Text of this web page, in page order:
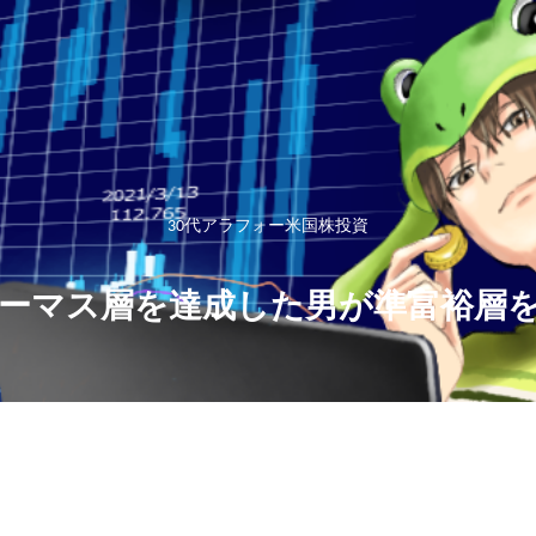
30代アラフォー米国株投資
マス層を達成した男が準富裕層